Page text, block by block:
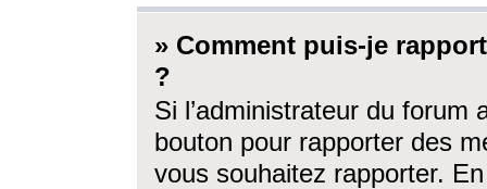
» Comment puis-je
?
Si l’administrateur du forum
bouton pour rapporter des
vous souhaitez rapporter.